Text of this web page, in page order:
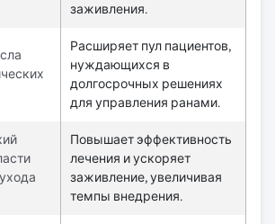
заживления.
Расширяет пул пациентов,
нуждающихся в
долгосрочных решениях
для управления ранами.
Повышает эффективность
лечения и ускоряет
заживление, увеличивая
темпы внедрения.